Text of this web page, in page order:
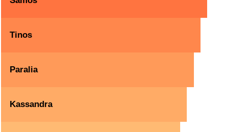
Tinos
Paralia
Kassandra